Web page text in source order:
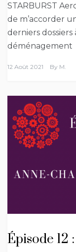
STARBURST
de m’accorder
derniers dossiers
déménagement
12 Août 2021 By M.
Épisode 12